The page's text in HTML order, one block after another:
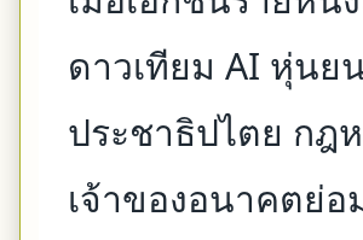
ดาวเทียม AI หุ่นย
ประชาธิปไตย กฎ
เจ้าของอนาคตย่อ